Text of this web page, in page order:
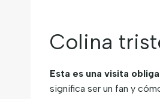
Colina
Esta es una visita
significa ser un fan y